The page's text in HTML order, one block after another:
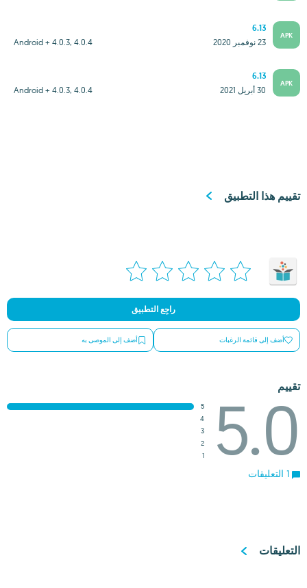
APK
6.13
Android + 4.0.3, 4.0.4 23 نوفمبر 2020
APK
6.13
Android + 4.0.3, 4.0.4 30 أبريل 2021
تقييم هذا التطبيق
راجِع التطبيق
أضف إلى قائمة الرغبات أضف إلى الموصى به
تقييم
5.0
5
4
3
2
1
التعليقات